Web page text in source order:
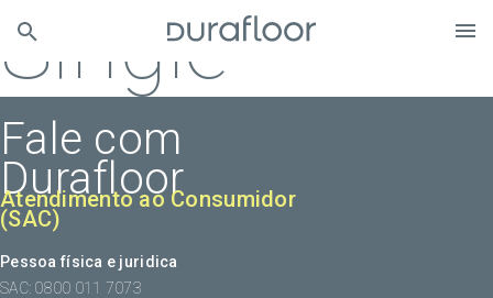
Single
Fale com
Durafloor
Atendimento ao Consumidor
(SAC)
Pessoa física e juridica
SAC: 0800 011 7073